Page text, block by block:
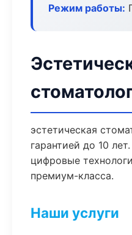
Режим работы:
эстетическая
гарантией до 10
цифровые
премиум-класса.
Наши услуги